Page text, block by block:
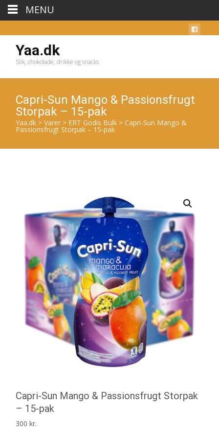
Yaa.dk
Slik, chokolade, drikke og snacks
Capri-Sun Mango & Passionsfrugt
Storpak – 15-pak
Yaa.dk > Varer > ERT Godis Bulk > Capri-Sun Mango &
Passionsfrugt Storpak – 15-pak
Capri-Sun Mango & Passionsfrugt Storpak
– 15-pak
300 kr.
MENU